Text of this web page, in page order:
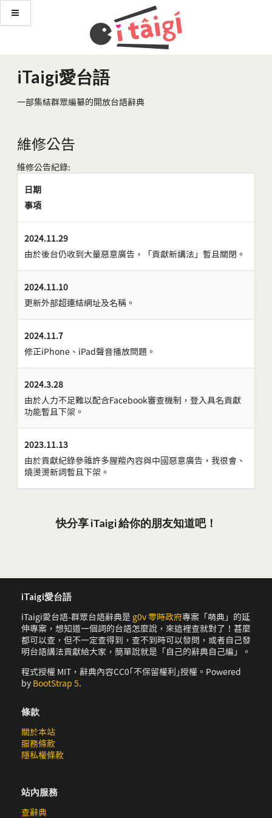
iTaigi愛台語
一部集結群眾編纂的開放台語辭典
維修公告
維修公告紀錄:
日期
事項
2024.11.29
由於後台仍收到大量惡意廣告，「貢獻新講法」暫且關閉。
2024.11.10
更新外部超連結網址及名稱。
2024.11.7
修正iPhone、iPad聲音播放問題。
2024.3.28
由於人力不足難以配合Facebook審查機制，登入具名貢獻
功能暫且下架。
2023.11.13
由於貢獻紀錄參雜許多腥羶內容與中國惡意廣告，我很會、
燒燙燙新詞暫且下架。
快分享 iTaigi 給你的朋友知道吧！
iTaigi愛台語
iTaigi愛台語-群眾台語辭典是 g0v 零時政府專案「萌典」的延
伸專案，想知道一個詞的台語怎麼說，來這裡查就對了！甚麼
都可以查，但不一定查得到，查不到時可以發問，或者自己發
明台語講法貢獻給大家，簡單說就是「自己的辭典自己編」。
程式授權 MIT，辭典內容CC0｢不保留權利｣授權。Powered
by BootStrap 5.
條款
關於本站
服務條款
隱私權條款
站內服務
查辭典